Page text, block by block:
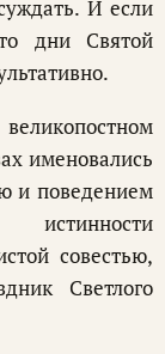
И если
дни Святой
именовались
и поведением
совестью,
Светлого